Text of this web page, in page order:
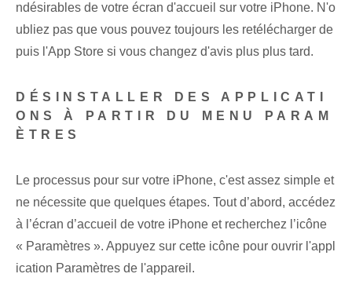
ndésirables de votre écran d'accueil sur votre iPhone. N'o
ubliez pas que vous pouvez toujours les retélécharger de
puis l'App Store si vous changez d'avis ⁢plus⁤ plus tard.
DÉSINSTALLER DES APPLICATI
ONS À PARTIR DU MENU PARAM
ÈTRES
Le processus pour ​sur votre iPhone, c'est ⁤assez simple et
ne nécessite que ‌quelques​ étapes. Tout d’abord, accédez
à l’écran d’accueil de votre iPhone et recherchez l’icône
« Paramètres ». Appuyez sur cette icône pour ouvrir l'appl
ication Paramètres de l'appareil.